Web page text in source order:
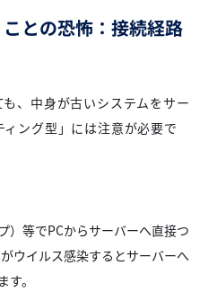
ことの恐怖：接続経路
も、中身が古いシステムをサー
ング型」には注意が必要で
）等でPCからサーバーへ直接つ
ウイルス感染するとサーバーへ
。